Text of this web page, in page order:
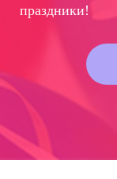
праздники!